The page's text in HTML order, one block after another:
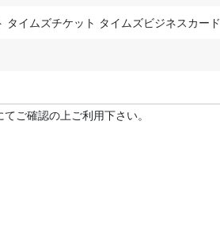
イムズチケット タイムズビジネスカード
ご確認の上ご利用下さい。